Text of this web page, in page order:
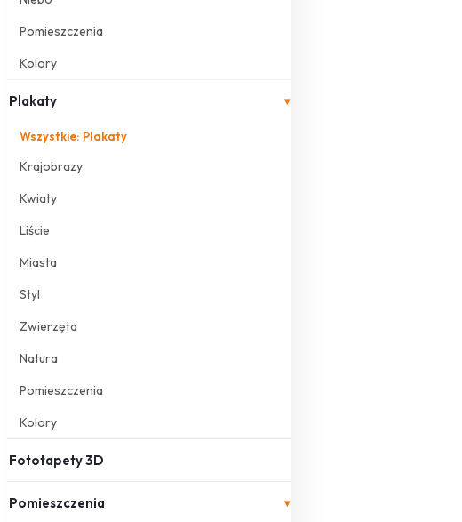
Pomieszczenia
Kolory
Plakaty ▾
Wszystkie: Plakaty
Krajobrazy
Kwiaty
Liście
Miasta
Styl
Zwierzęta
Natura
Pomieszczenia
Kolory
Fototapety 3D
Pomieszczenia ▾